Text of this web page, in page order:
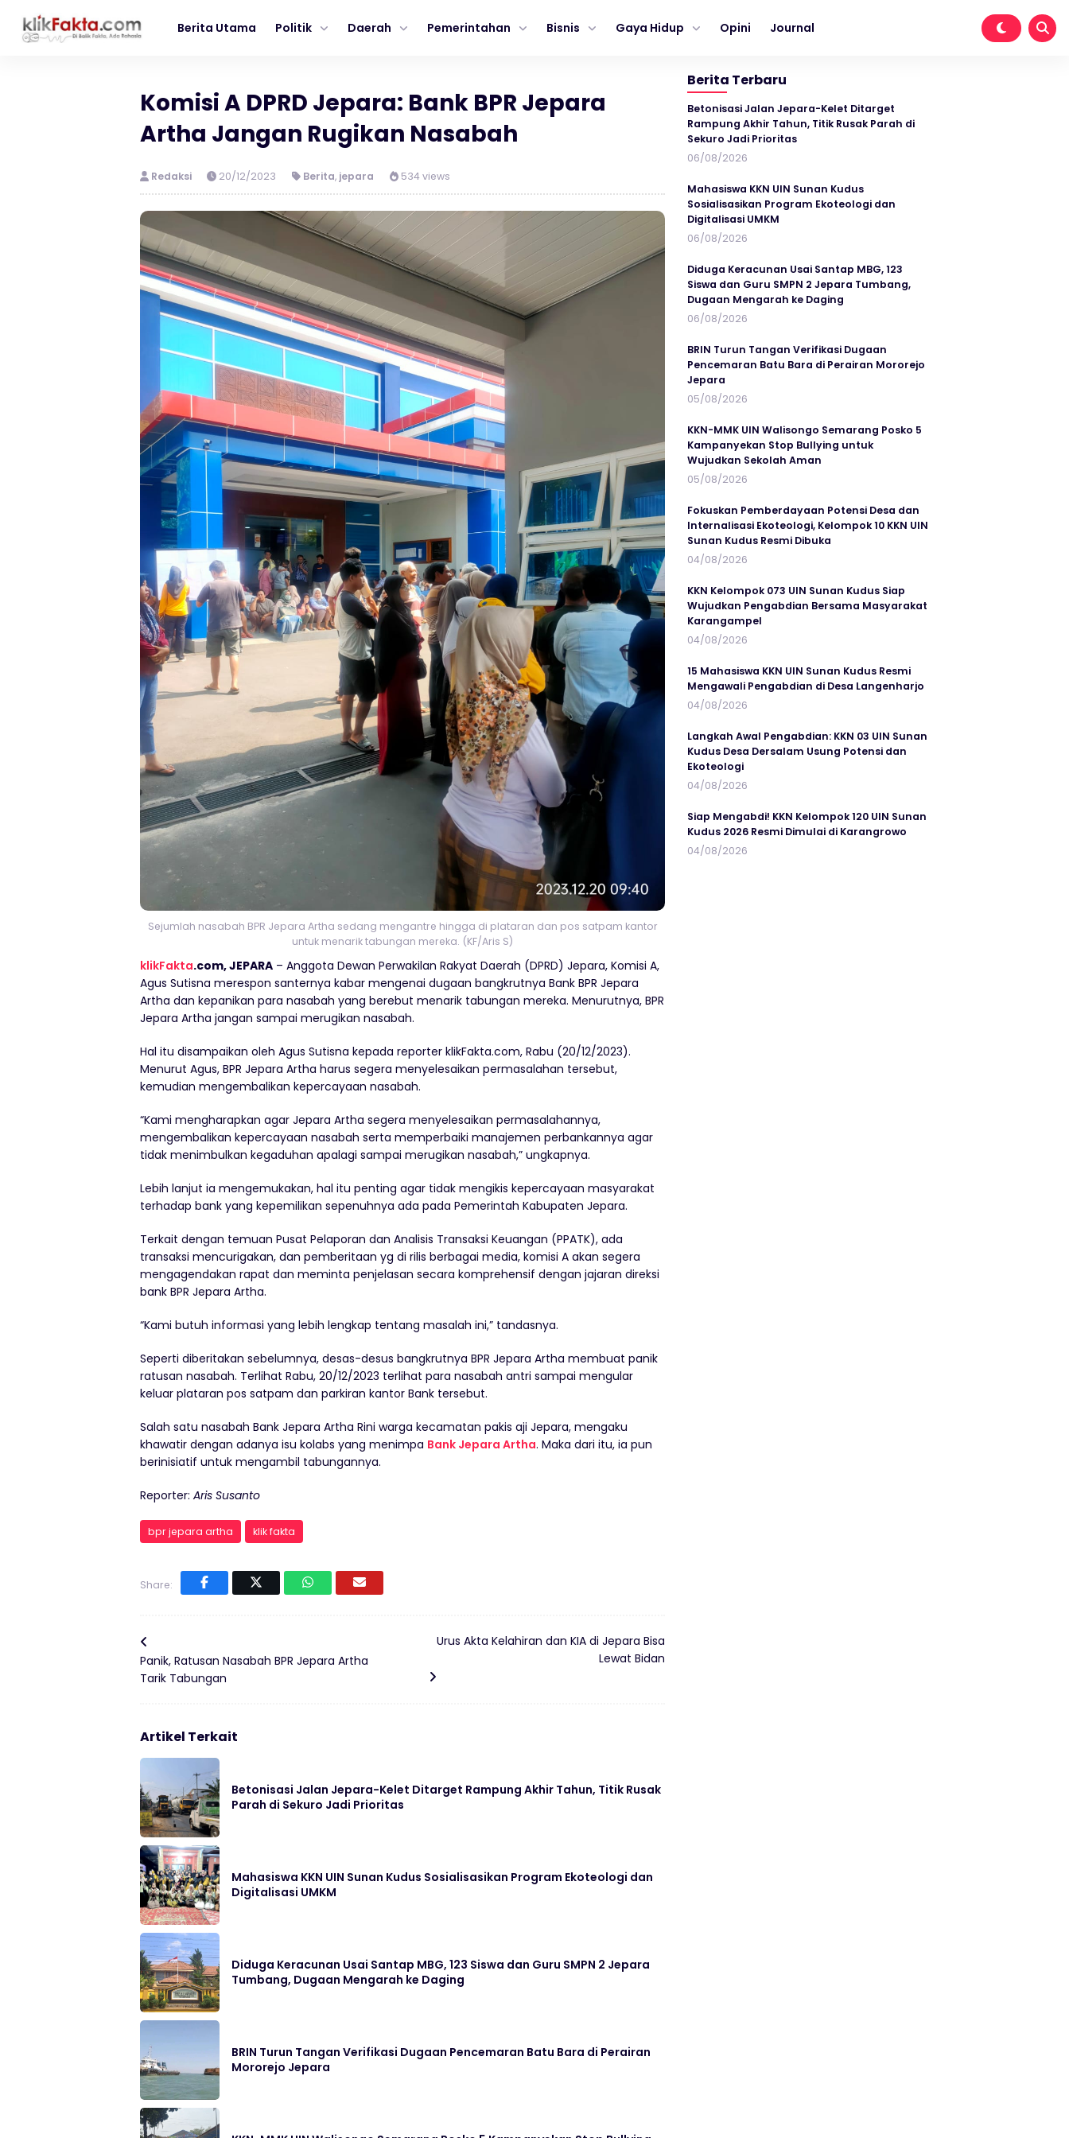
Berita Utama Politik Daerah Pemerintahan Bisnis Gaya Hidup Opini Journal
Komisi A DPRD Jepara: Bank BPR Jepara
Artha Jangan Rugikan Nasabah
Redaksi 20/12/2023 Berita, jepara 534 views
Sejumlah nasabah BPR Jepara Artha sedang mengantre hingga di plataran dan pos satpam kantor
untuk menarik tabungan mereka. (KF/Aris S)
klikFakta.com, JEPARA – Anggota Dewan Perwakilan Rakyat Daerah (DPRD) Jepara, Komisi A,
Agus Sutisna merespon santernya kabar mengenai dugaan bangkrutnya Bank BPR Jepara
Artha dan kepanikan para nasabah yang berebut menarik tabungan mereka. Menurutnya, BPR
Jepara Artha jangan sampai merugikan nasabah.
Hal itu disampaikan oleh Agus Sutisna kepada reporter klikFakta.com, Rabu (20/12/2023).
Menurut Agus, BPR Jepara Artha harus segera menyelesaikan permasalahan tersebut,
kemudian mengembalikan kepercayaan nasabah.
“Kami mengharapkan agar Jepara Artha segera menyelesaikan permasalahannya,
mengembalikan kepercayaan nasabah serta memperbaiki manajemen perbankannya agar
tidak menimbulkan kegaduhan apalagi sampai merugikan nasabah,” ungkapnya.
Lebih lanjut ia mengemukakan, hal itu penting agar tidak mengikis kepercayaan masyarakat
terhadap bank yang kepemilikan sepenuhnya ada pada Pemerintah Kabupaten Jepara.
Terkait dengan temuan Pusat Pelaporan dan Analisis Transaksi Keuangan (PPATK), ada
transaksi mencurigakan, dan pemberitaan yg di rilis berbagai media, komisi A akan segera
mengagendakan rapat dan meminta penjelasan secara komprehensif dengan jajaran direksi
bank BPR Jepara Artha.
“Kami butuh informasi yang lebih lengkap tentang masalah ini,” tandasnya.
Seperti diberitakan sebelumnya, desas-desus bangkrutnya BPR Jepara Artha membuat panik
ratusan nasabah. Terlihat Rabu, 20/12/2023 terlihat para nasabah antri sampai mengular
keluar plataran pos satpam dan parkiran kantor Bank tersebut.
Salah satu nasabah Bank Jepara Artha Rini warga kecamatan pakis aji Jepara, mengaku
khawatir dengan adanya isu kolabs yang menimpa Bank Jepara Artha. Maka dari itu, ia pun
berinisiatif untuk mengambil tabungannya.
Reporter: Aris Susanto
bpr jepara artha klik fakta
Share:
Panik, Ratusan Nasabah BPR Jepara Artha
Tarik Tabungan
Urus Akta Kelahiran dan KIA di Jepara Bisa
Lewat Bidan
Artikel Terkait
Betonisasi Jalan Jepara-Kelet Ditarget Rampung Akhir Tahun, Titik Rusak
Parah di Sekuro Jadi Prioritas
Mahasiswa KKN UIN Sunan Kudus Sosialisasikan Program Ekoteologi dan
Digitalisasi UMKM
Diduga Keracunan Usai Santap MBG, 123 Siswa dan Guru SMPN 2 Jepara
Tumbang, Dugaan Mengarah ke Daging
BRIN Turun Tangan Verifikasi Dugaan Pencemaran Batu Bara di Perairan
Mororejo Jepara
Berita Terbaru
Betonisasi Jalan Jepara-Kelet Ditarget
Rampung Akhir Tahun, Titik Rusak Parah di
Sekuro Jadi Prioritas
06/08/2026
Mahasiswa KKN UIN Sunan Kudus
Sosialisasikan Program Ekoteologi dan
Digitalisasi UMKM
06/08/2026
Diduga Keracunan Usai Santap MBG, 123
Siswa dan Guru SMPN 2 Jepara Tumbang,
Dugaan Mengarah ke Daging
06/08/2026
BRIN Turun Tangan Verifikasi Dugaan
Pencemaran Batu Bara di Perairan Mororejo
Jepara
05/08/2026
KKN-MMK UIN Walisongo Semarang Posko 5
Kampanyekan Stop Bullying untuk
Wujudkan Sekolah Aman
05/08/2026
Fokuskan Pemberdayaan Potensi Desa dan
Internalisasi Ekoteologi, Kelompok 10 KKN UIN
Sunan Kudus Resmi Dibuka
04/08/2026
KKN Kelompok 073 UIN Sunan Kudus Siap
Wujudkan Pengabdian Bersama Masyarakat
Karangampel
04/08/2026
15 Mahasiswa KKN UIN Sunan Kudus Resmi
Mengawali Pengabdian di Desa Langenharjo
04/08/2026
Langkah Awal Pengabdian: KKN 03 UIN Sunan
Kudus Desa Dersalam Usung Potensi dan
Ekoteologi
04/08/2026
Siap Mengabdi! KKN Kelompok 120 UIN Sunan
Kudus 2026 Resmi Dimulai di Karangrowo
04/08/2026